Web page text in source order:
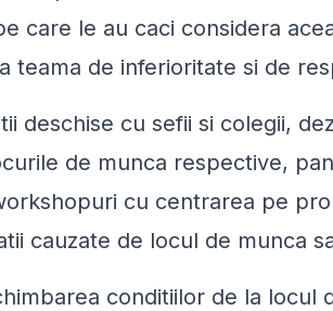
care le au caci considera
teama de inferioritate si de
deschise cu sefii si colegii,
de munca respective,
cu centrarea pe
cauzate de locul de munca
conditiilor de la locul